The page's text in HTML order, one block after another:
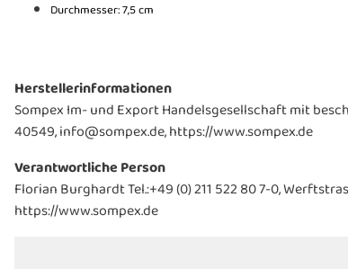
Durchmesser: 7,5 cm
Herstellerinformationen
Sompex Im- und Export Handelsgesellschaft mit
40549, info@sompex.de, https://www.sompex.de
Verantwortliche Person
Florian Burghardt Tel.:+49 (0) 211 522 80 7-0,
https://www.sompex.de